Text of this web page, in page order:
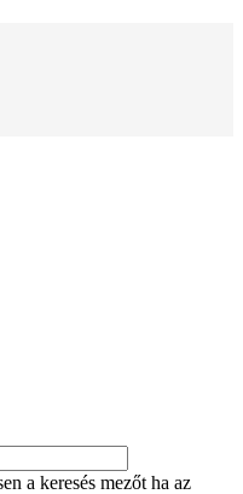
a keresés mezőt ha az